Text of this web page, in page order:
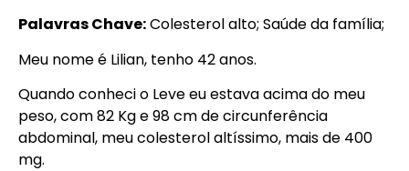
Palavras Chave:Colesterol alto; Saúde da família;
Meu nome é Lilian, tenho 42 anos.
Quando conheci o Leve eu estava acima do meu
peso, com 82 Kg e 98 cm de circunferência
abdominal, meu colesterol altíssimo, mais de 400
mg.